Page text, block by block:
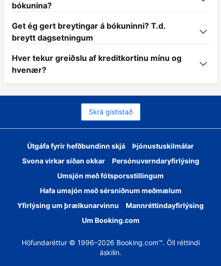
bókunina?
Get ég gert breytingar á bókuninni? T.d.
breytt dagsetningum
Hver tekur greiðslu af kreditkortinu mínu og
hvenær?
Skrá gististað
Útgáfa fyrir hefðbundinn skjá
Þjónustuskilmálar
Svona virkar síðan okkar
Persónuverndaryfirlýsing
Umsjón með fótsporsstillingum
Hafa umsjón með sérsniðnum meðmælum
Yfirlýsing um þrælkunarvinnu
Mannréttindayfirlýsing
Um Booking.com
Höfundaréttur © 1996–2026 Booking.com™. Öll réttindi
áskilin.